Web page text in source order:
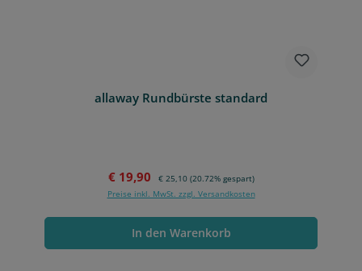
allaway Rundbürste standard
Verkaufspreis:
€ 19,90 € 25,10 (20.72% gespart)
Preise inkl. MwSt. zzgl. Versandkosten
In den Warenkorb